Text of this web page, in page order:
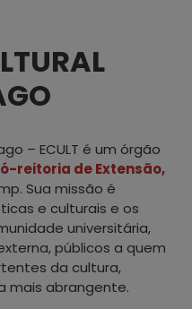
– ECULT é um órgão
reitoria de Extensão,
Sua missão é
e culturais e os
universitária,
públicos a quem
da cultura,
mais abrangente.